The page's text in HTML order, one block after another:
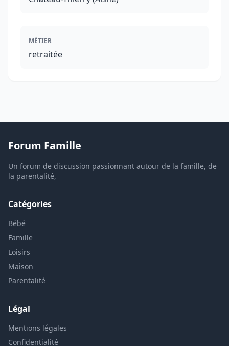
MÉTIER
retraitée
Forum Famille
Un forum de discussion passionnant autour de la famille, de
la parentalité,
Catégories
Bébé
Famille
Loisirs
Maison
Parentalité
Légal
Mentions légales
Confidentialité